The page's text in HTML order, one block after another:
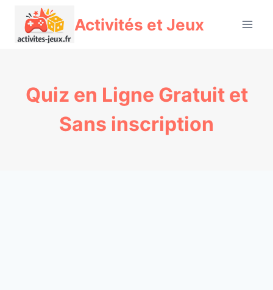
contenu
Activités et Jeux
Quiz en Ligne Gratuit et
Sans inscription